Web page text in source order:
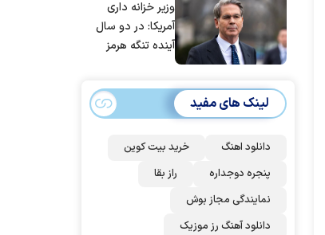
وزیر خزانه داری
آمریکا: در دو سال
آینده تنگه هرمز
لینک های مفید
دانلود اهنگ
خرید بیت کوین
پنجره دوجداره
راز بقا
نمایندگی مجاز بوش
دانلود آهنگ رز‌ موزیک